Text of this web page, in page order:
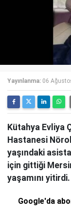
Yayınlanma: 06
Kütahya Evliya
Hastanesi
yaşındaki
için gittiği
yaşamını yitirdi.
Google'da